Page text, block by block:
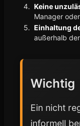
Keine
Manager
Einhaltung
außerhalb
Wichtig
Ein nicht
informell